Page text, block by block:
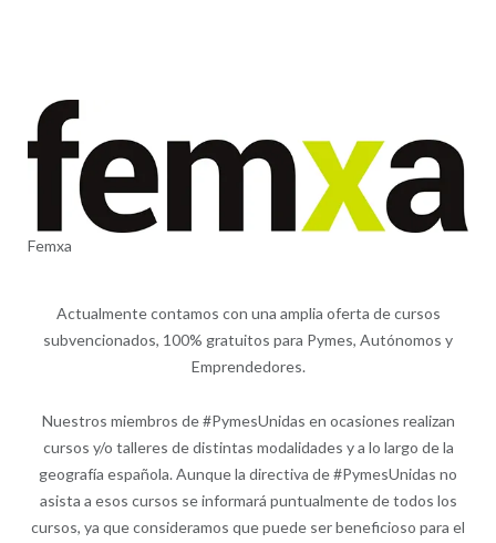
Femxa
Actualmente contamos con una amplia oferta de cursos
subvencionados, 100% gratuitos para Pymes, Autónomos y
Emprendedores.
Nuestros miembros de #PymesUnidas en ocasiones realizan
cursos y/o talleres de distintas modalidades y a lo largo de la
geografía española. Aunque la directiva de #PymesUnidas no
asista a esos cursos se informará puntualmente de todos los
cursos, ya que consideramos que puede ser beneficioso para el